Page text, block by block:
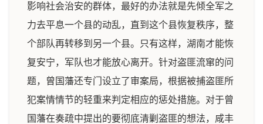
影响社会治安的群体，最好的办法就是先倾全军之
力去平息一个县的动乱，直到这个县恢复秩序，整
个部队再转移到另一个县。只有这样，湖南才能恢
复安宁，军队也才能放心离开。针对盗匪流窜的问
题，曾国藩还专门设立了审案局，根据被捕盗匪所
犯案情情节的轻重来判定相应的惩处措施。对于曾
国藩在奏疏中提出的要彻底清剿盗匪的想法，咸丰